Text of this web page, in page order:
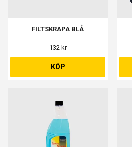
FILTSKRAPA BLÅ
132 kr
KÖP